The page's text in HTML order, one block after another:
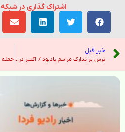
اشتراک گذاری در
خبر قبل
ترس بر تدارک مراسم یادبود 7 اکتبر در اسرائیل سایه افکنده است – نیویورک تایمز